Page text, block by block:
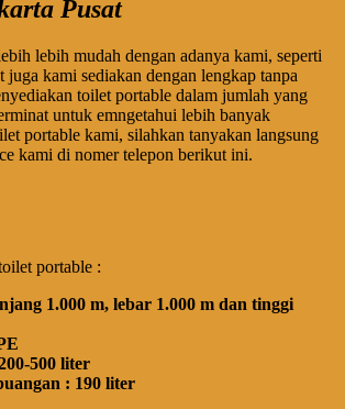
Pusat
lebih mudah dengan adanya kami, seperti
juga kami sediakan dengan lengkap tanpa
toilet portable dalam jumlah yang
untuk emngetahui lebih banyak
portable kami, silahkan tanyakan langsung
kami di nomer telepon berikut ini.
portable :
1.000 m, lebar 1.000 m dan tinggi
500 liter
: 190 liter